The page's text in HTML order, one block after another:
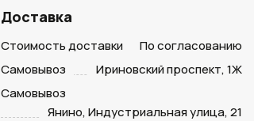
Доставка
Стоимость доставки
По согласованию
Самовывоз
Ириновский проспект, 1Ж
Самовывоз
Янино, Индустриальная улица, 21